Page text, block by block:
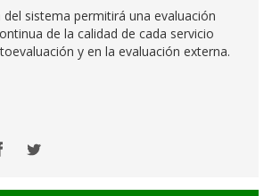
sistema permitirá una evaluación
de la calidad de cada servicio
y en la evaluación externa.